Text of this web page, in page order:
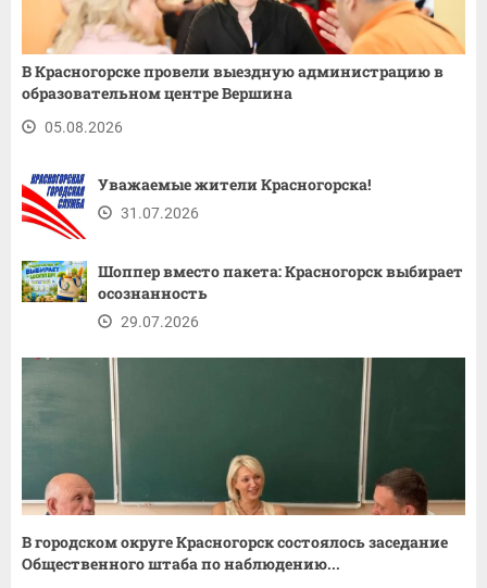
В Красногорске провели выездную администрацию в
образовательном центре Вершина
05.08.2026
Уважаемые жители Красногорска!
31.07.2026
Шоппер вместо пакета: Красногорск выбирает
осознанность
29.07.2026
В городском округе Красногорск состоялось заседание
Общественного штаба по наблюдению...